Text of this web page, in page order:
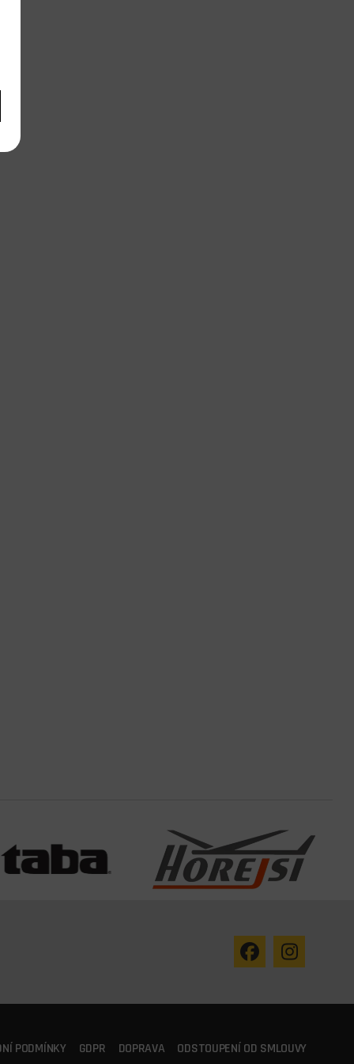
PODMÍNKY GDPR DOPRAVA ODSTOUPENÍ OD SMLOUVY